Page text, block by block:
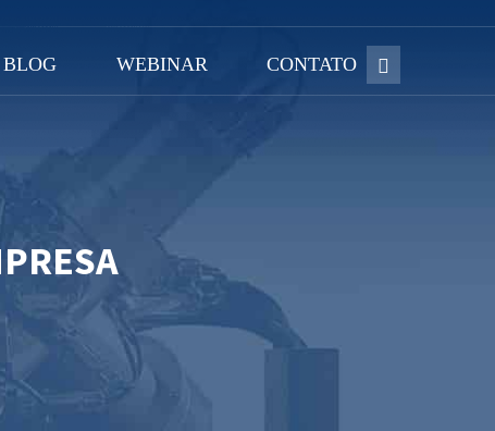
BLOG WEBINAR CONTATO